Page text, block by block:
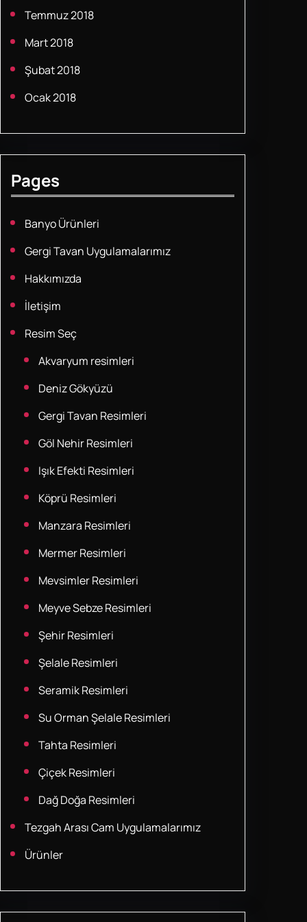
Temmuz 2018
Mart 2018
Şubat 2018
Ocak 2018
Pages
Banyo Ürünleri
Gergi Tavan Uygulamalarımız
Hakkımızda
İletişim
Resim Seç
Akvaryum resimleri
Deniz Gökyüzü
Gergi Tavan Resimleri
Göl Nehir Resimleri
Işık Efekti Resimleri
Köprü Resimleri
Manzara Resimleri
Mermer Resimleri
Mevsimler Resimleri
Meyve Sebze Resimleri
Şehir Resimleri
Şelale Resimleri
Seramik Resimleri
Su Orman Şelale Resimleri
Tahta Resimleri
Çiçek Resimleri
Dağ Doğa Resimleri
Tezgah Arası Cam Uygulamalarımız
Ürünler